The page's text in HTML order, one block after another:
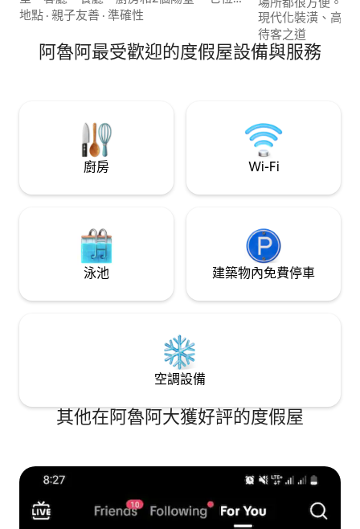
一樓的4個單位牆壁圍欄公寓內。 有安
視、無限網路和Netflix訂閱。4座餐具套
裝。 用於烹飪的瓦斯和電力。 洗衣機、冰
地點 · 親子友善 · 準確性
現代化裝潢、高速
房，讓您輕鬆享受
驗充滿活力的都市
地窗可欣賞令人驚
待客之道
阿魯阿最受歡迎的度假屋設備與服務
廚房 Wi-Fi
泳池 建築物內免費停車
空調設備
其他在阿魯阿大獲好評的度假屋